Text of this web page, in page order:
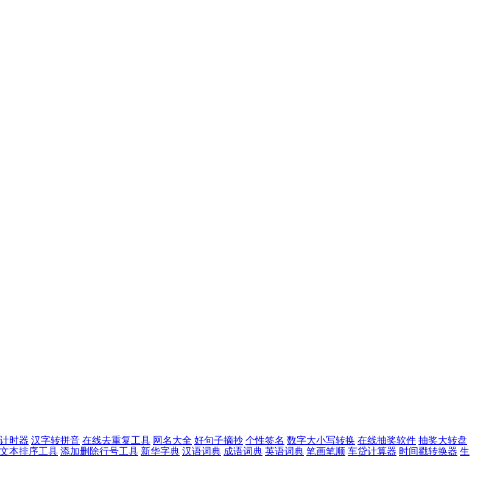
时器 汉字转拼音 在线去重复工具 网名大全 好句子摘抄 个性签名 数字大小写转换 在线抽奖软件 抽奖大转盘
本排序工具 添加删除行号工具 新华字典 汉语词典 成语词典 英语词典 笔画笔顺 车贷计算器 时间戳转换器 生